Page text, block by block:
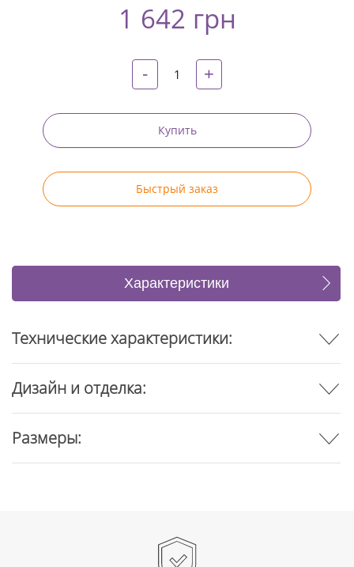
Twitter
Pinterest
1 642 грн
- +
Купить
Быстрый заказ
Характеристики
Отзывы
Технические характеристики:
Дизайн и отделка:
Размеры: